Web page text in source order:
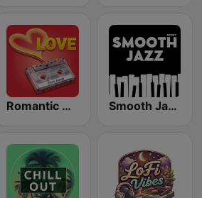
Romantic Vibes Smooth Jazz - Groov